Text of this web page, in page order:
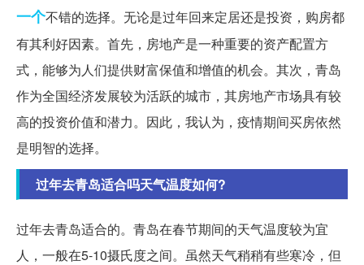
一个不错的选择。无论是过年回来定居还是投资，购房都
有其利好因素。首先，房地产是一种重要的资产配置方
式，能够为人们提供财富保值和增值的机会。其次，青岛
作为全国经济发展较为活跃的城市，其房地产市场具有较
高的投资价值和潜力。因此，我认为，疫情期间买房依然
是明智的选择。
过年去青岛适合吗天气温度如何?
过年去青岛适合的。青岛在春节期间的天气温度较为宜
人，一般在5-10摄氏度之间。虽然天气稍稍有些寒冷，但